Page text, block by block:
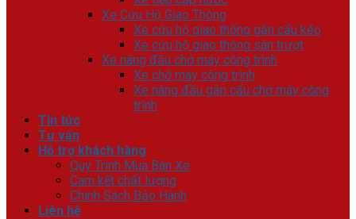
Xe Cứu Hộ Giao Thông
Xe cứu hộ giao thông gắn cẩu kéo
Xe cứu hộ giao thông sàn trượt
Xe nâng đầu chở máy công trình
Xe chở máy công trình
Xe nâng đầu gắn cẩu chở máy công
trình
Tin tức
Tư vấn
Hỗ trợ khách hàng
Quy Trình Mua Bán Xe
Cam kết chất lượng
Chính Sách Bảo Hành
Liên hệ